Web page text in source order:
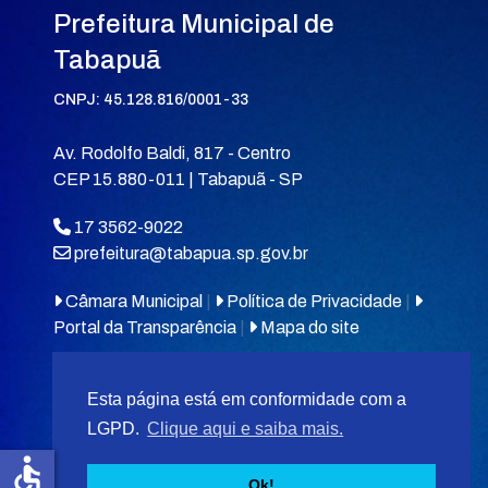
Esta página está em conformidade com a
LGPD. Clique aqui e saiba mais.
Prefeitura Municipal de
Tabapuã
CNPJ: 45.128.816/0001-33
Av. Rodolfo Baldi, 817 - Centro
CEP 15.880-011 | Tabapuã - SP
17 3562-9022
prefeitura@tabapua.sp.gov.br
Câmara Municipal Política de Privacidade
Portal da Transparência
Mapa do site
© 2026MIT Tabapuã.
accessible